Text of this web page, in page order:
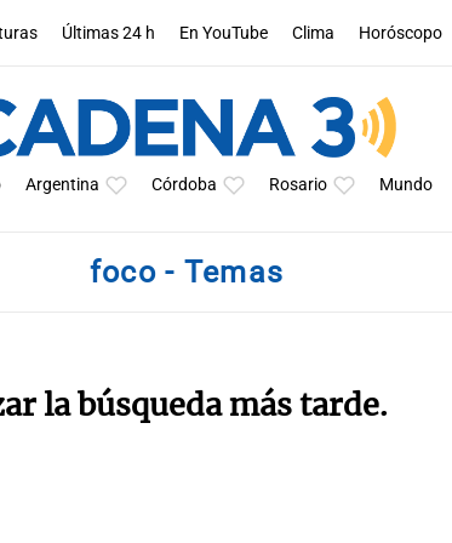
Últimas 24 h En YouTube Clima Horóscopo
Argentina Córdoba Rosario Mundo
foco - Temas
la búsqueda más tarde.